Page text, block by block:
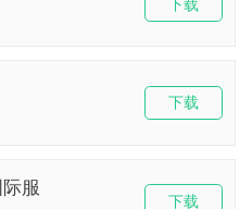
下载
下载
服
下载